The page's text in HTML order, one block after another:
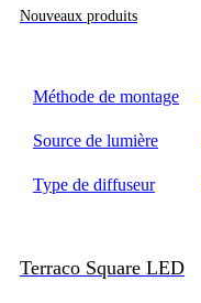
Nouveaux produits
Méthode de montage
Source de lumière
Type de diffuseur
Terraco Square LED